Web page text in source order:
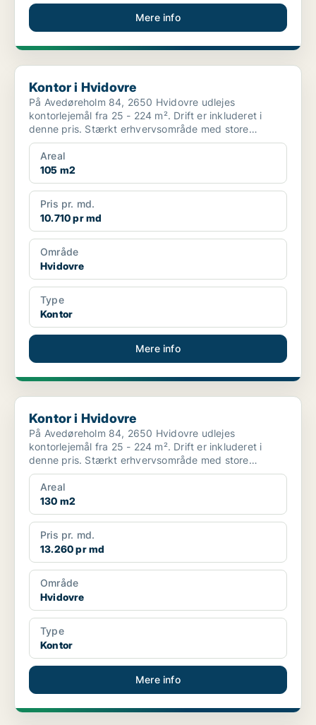
Mere info
Kontor i Hvidovre
Kontor i Hvidovre
På Avedøreholm 84, 2650 Hvidovre udlejes
kontorlejemål fra 25 - 224 m². Drift er inkluderet i
denne pris. Stærkt erhvervsområde med store
virksomheder ...
Areal
105 m2
Pris pr. md.
10.710 pr md
Område
Hvidovre
Type
Kontor
Mere info
Kontor i Hvidovre
Kontor i Hvidovre
På Avedøreholm 84, 2650 Hvidovre udlejes
kontorlejemål fra 25 - 224 m². Drift er inkluderet i
denne pris. Stærkt erhvervsområde med store
virksomheder ...
Areal
130 m2
Pris pr. md.
13.260 pr md
Område
Hvidovre
Type
Kontor
Mere info